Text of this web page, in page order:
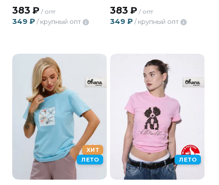
383 ₽ / опт
349 ₽ / крупный опт i
383 ₽ / опт
349 ₽ / крупный опт i
ХИТ
ЛЕТО
ЛЕТО